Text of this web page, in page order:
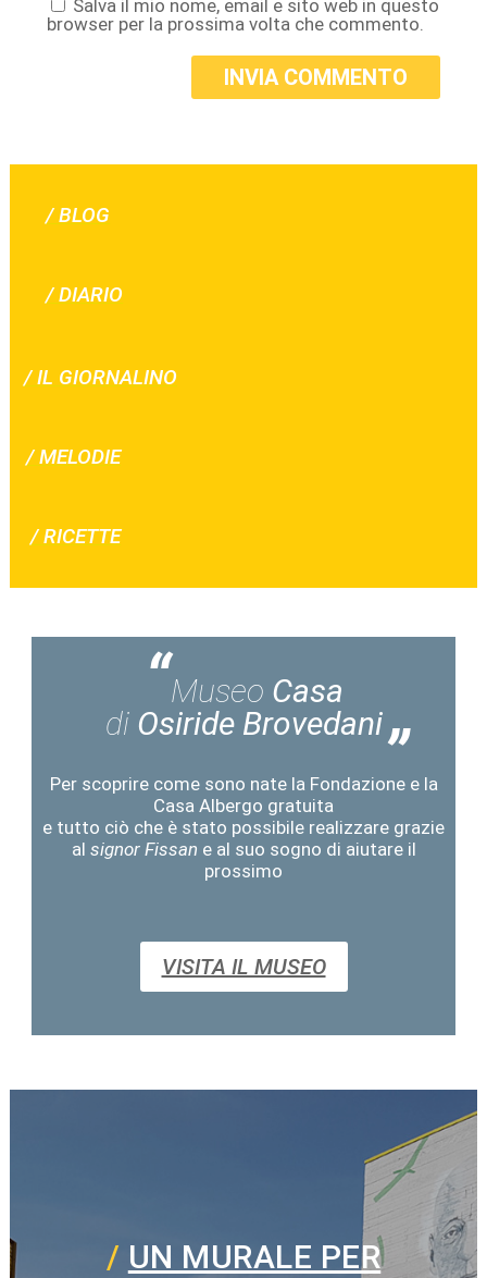
Salva il mio nome, email e sito web in questo
browser per la prossima volta che commento.
INVIA COMMENTO
/ BLOG
/ DIARIO
/ IL GIORNALINO
/ MELODIE
/ RICETTE
Museo Casa
di Osiride Brovedani
Per scoprire come sono nate la Fondazione e la
Casa Albergo gratuita
e tutto ciò che è stato possibile realizzare grazie
al signor Fissan e al suo sogno di aiutare il
prossimo
VISITA IL MUSEO
UN MURALE PER